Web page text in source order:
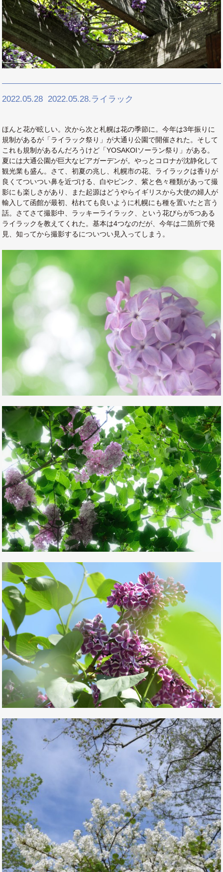
2022.05.28 2022.05.28.ライラック
ほんと花が眩しい。次から次と札幌は花の季節に。今年は3年振りに
規制があるが「ライラック祭り」が大通り公園で開催された。そして
これも規制があるんだろうけど「YOSAKOIソーラン祭り」がある。
夏には大通公園が巨大なビアガーデンが。やっとコロナが沈静化して
観光業も盛ん。さて、初夏の兆し、札幌市の花、ライラックは香りが
良くてついつい鼻を近づける、白やピンク、紫と色々種類があって撮
影にも楽しさがあり、また起源はどうやらイギリスから大使の婦人が
輸入して函館が最初、枯れても良いように札幌にも種を置いたと言う
話。さてさて撮影中、ラッキーライラック、という花びらが5つある
ライラックを教えてくれた。基本は4つなのだが、今年は二箇所で発
見、知ってから撮影するについつい見入ってしまう。